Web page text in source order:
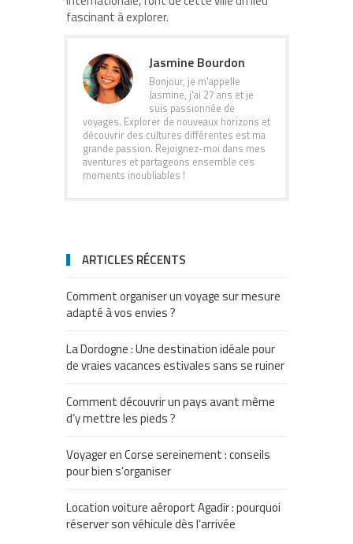
fascinant à explorer.
Jasmine Bourdon
Bonjour, je m'appelle
Jasmine, j'ai 27 ans et je
suis passionnée de
voyages. Explorer de nouveaux horizons et
découvrir des cultures différentes est ma
grande passion. Rejoignez-moi dans mes
aventures et partageons ensemble ces
moments inoubliables !
ARTICLES RÉCENTS
Comment organiser un voyage sur mesure
adapté à vos envies ?
La Dordogne : Une destination idéale pour
de vraies vacances estivales sans se ruiner
Comment découvrir un pays avant même
d’y mettre les pieds ?
Voyager en Corse sereinement : conseils
pour bien s’organiser
Location voiture aéroport Agadir : pourquoi
réserver son véhicule dès l’arrivée